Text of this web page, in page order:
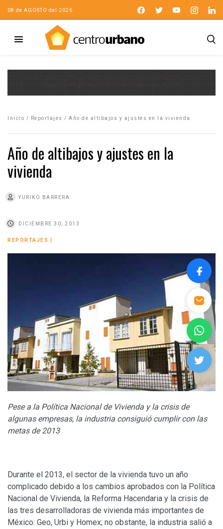
08 de AGOSTO del 2026
Inicio / Reportajes / Año de altibajos y ajustes en la vivienda
Año de altibajos y ajustes en la
vivienda
YURIKO BARRERA
DICIEMBRE 30, 2013
REPORTAJES
Pese a la Política Nacional de Vivienda y la crisis de
algunas empresas, la industria consiguió cumplir con las
metas de 2013
Durante el 2013, el sector de la vivienda tuvo un año
complicado debido a los cambios aprobados con la Política
Nacional de Vivienda, la Reforma Hacendaria y la crisis de
las tres desarrolladoras de vivienda más importantes de
México: Geo, Urbi y Homex; no obstante, la industria salió a